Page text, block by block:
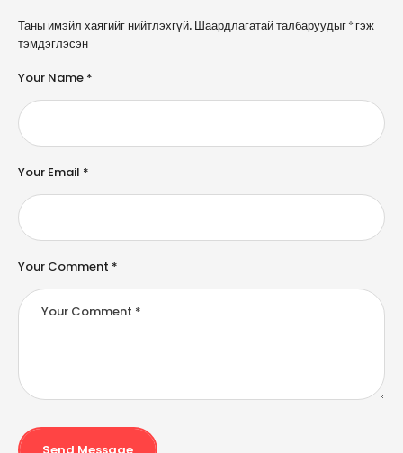
Таны имэйл хаягийг нийтлэхгүй. Шаардлагатай талбаруудыг*гэж
тэмдэглэсэн
Your Comment *
Your Name *
Your Email *
A
l
e
n
a
ti
e